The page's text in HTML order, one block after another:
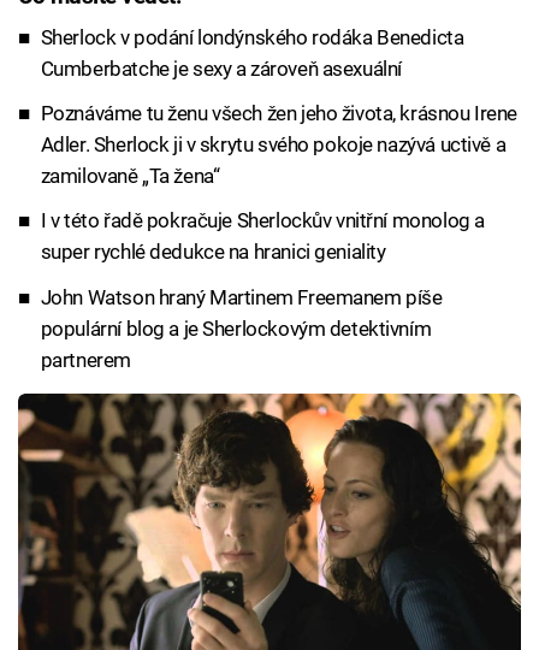
Sherlock v podání londýnského rodáka Benedicta
Cumberbatche je sexy a zároveň asexuální
Poznáváme tu ženu všech žen jeho života, krásnou Irene
Adler. Sherlock ji v skrytu svého pokoje nazývá uctivě a
zamilovaně „Ta žena“
I v této řadě pokračuje Sherlockův vnitřní monolog a
super rychlé dedukce na hranici geniality
John Watson hraný Martinem Freemanem píše
populární blog a je Sherlockovým detektivním
partnerem